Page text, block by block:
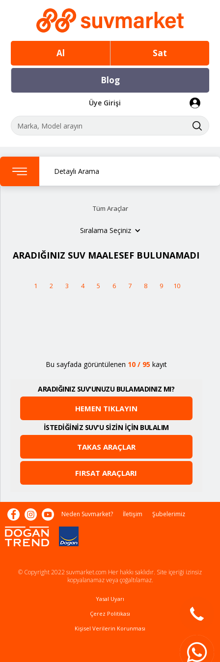
Al Sat
Blog
Üye Girişi
Detaylı Arama
Tüm Araçlar
Sıralama Seçiniz
ARADIĞINIZ SUV MAALESEF BULUNAMADI
1 2 3 4 5 6 7 8 9 10
Bu sayfada görüntülenen 10/ 95 kayıt
ARADIĞINIZ SUV'UNUZU BULAMADINIZ MI?
HEMEN TIKLAYIN
İSTEDİĞİNİZ SUV'U SİZİN İÇİN BULALIM
TAKAS ARAÇLAR
FIRSAT ARAÇLARI
Neden Suvmarket? İletişim Şubelerimiz
© Copyright 2022 suvmarket.com Her hakkı saklıdır. Site içeriği izinsiz
kopyalanamaz veya çoğaltılamaz.
Yasal Uyarı
Çerez Politikası
Kişisel Verilerin Korunması